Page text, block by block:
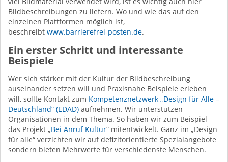
Bildbeschreibungen zu liefern. Wo und wie das auf den
einzelnen Plattformen möglich ist,
beschreibt www.barrierefrei-posten.de.
Ein erster Schritt und interessante
Beispiele
Wer sich stärker mit der Kultur der Bildbeschreibung
auseinander setzen will und Praxisnahe Beispiele erleben
will, sollte Kontakt zum Kompetenznetzwerk „Design für Alle –
Deutschland“ (EDAD) aufnehmen. Wir unterstützen
Organisationen in dem Thema. So haben wir zum Beispiel
das Projekt „Bei Anruf Kultur“ mitentwickelt. Ganz im „Design
für alle“ verzichten wir auf defizitorientierte Spezialangebote
sondern bieten Mehrwerte für verschiedenste Menschen.